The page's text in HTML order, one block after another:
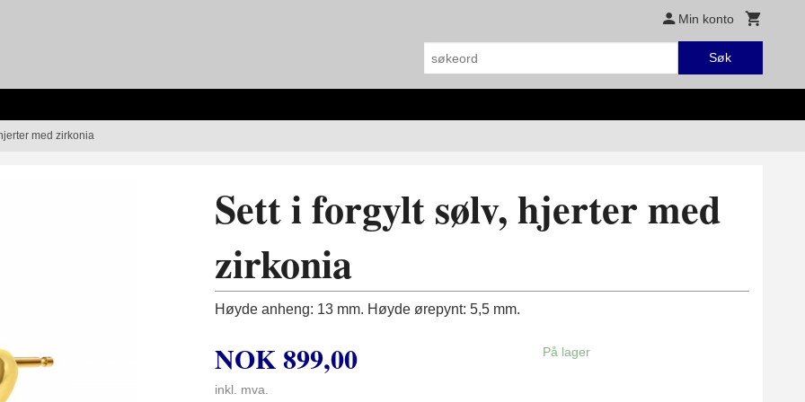
Min konto
Søk
med zirkonia
Sett i forgylt sølv, hjerter med
zirkonia
Høyde anheng: 13 mm. Høyde ørepynt: 5,5 mm.
NOK 899,00
inkl. mva.
På lager